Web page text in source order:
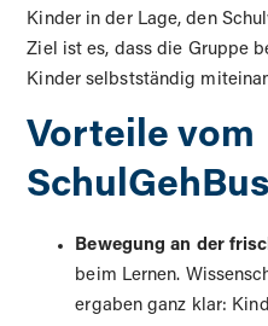
Kinder in der Lage, den
Ziel ist es, dass die Gruppe
Kinder selbstständig
Vorteile vom
SchulGehBus
Bewegung an der
beim Lernen.
ergaben ganz klar: